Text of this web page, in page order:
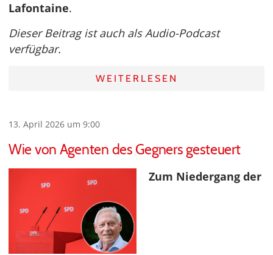
Lafontaine.
Dieser Beitrag ist auch als Audio-Podcast
verfügbar.
WEITERLESEN
13. April 2026 um 9:00
Wie von Agenten des Gegners gesteuert
Zum Niedergang der